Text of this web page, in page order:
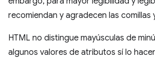
recomiendan y agradecen las comillas
HTML no distingue mayúsculas de
algunos valores de atributos sí lo